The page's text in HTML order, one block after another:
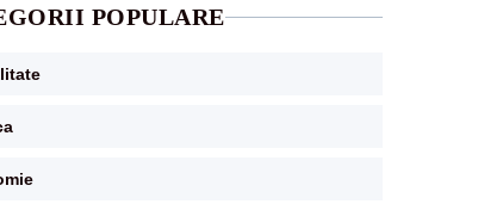
POPULARE